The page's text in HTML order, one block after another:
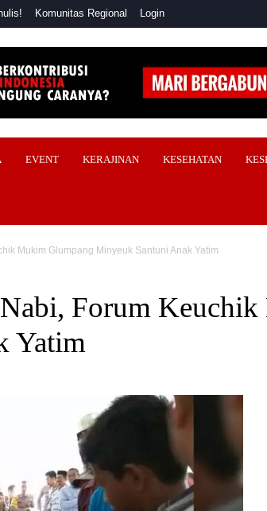
Komunitas Regional Login
EVENT KERAJINAN KESEHATAN
Mukim Glumpang Minyeuk Santuni Anak Yatim
Forum
Yatim